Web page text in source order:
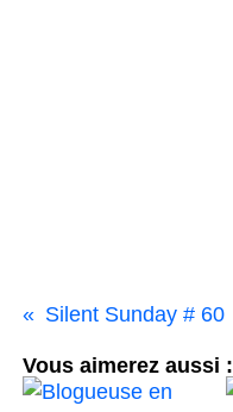
Silent Sunday # 60
Vous aimerez aussi :